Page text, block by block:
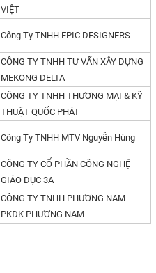
VIỆT
Công Ty TNHH EPIC DESIGNERS
CÔNG TY TNHH TƯ VẤN XÂY DỰNG
MEKONG DELTA
CÔNG TY TNHH THƯƠNG MẠI & KỸ
THUẬT QUỐC PHÁT
Công Ty TNHH MTV Nguyễn Hùng
CÔNG TY CỔ PHẦN CÔNG NGHỆ
GIÁO DỤC 3A
CÔNG TY TNHH PHƯƠNG NAM
PKĐK PHƯƠNG NAM